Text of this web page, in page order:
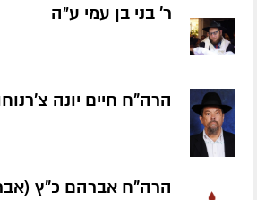
ר' בני בן עמי ע״ה
הרה"ח חיים יונה
הרה"ח אברהם כ"ץ